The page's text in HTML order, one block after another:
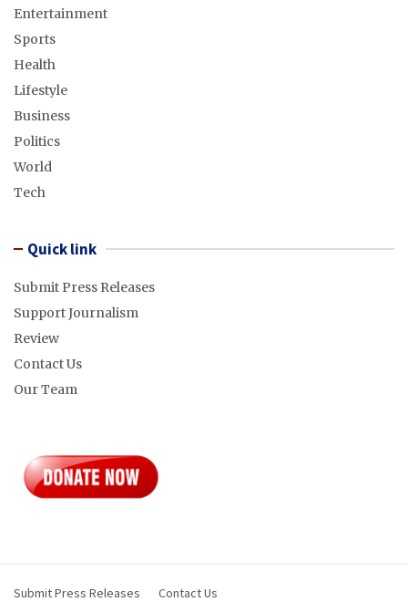
Entertainment
Sports
Health
Lifestyle
Business
Politics
World
Tech
Quick link
Submit Press Releases
Support Journalism
Review
Contact Us
Our Team
Submit Press Releases Contact Us